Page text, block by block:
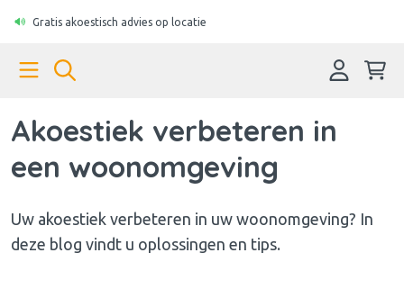
Gratis akoestisch advies op locatie
Akoestiek verbeteren in
een woonomgeving
Uw akoestiek verbeteren in uw woonomgeving? In
deze blog vindt u oplossingen en tips.